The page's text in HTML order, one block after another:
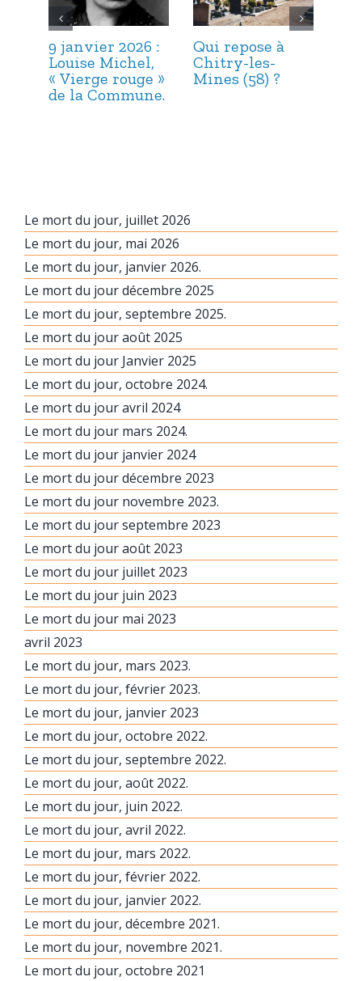
9 janvier 2026 :
Louise Michel,
« Vierge rouge »
de la Commune.
Qui repose à
Chitry-les-
Mines (58) ?
Le mort du jour, juillet 2026
Le mort du jour, mai 2026
Le mort du jour, janvier 2026.
Le mort du jour décembre 2025
Le mort du jour, septembre 2025.
Le mort du jour août 2025
Le mort du jour Janvier 2025
Le mort du jour, octobre 2024.
Le mort du jour avril 2024
Le mort du jour mars 2024.
Le mort du jour janvier 2024
Le mort du jour décembre 2023
Le mort du jour novembre 2023.
Le mort du jour septembre 2023
Le mort du jour août 2023
Le mort du jour juillet 2023
Le mort du jour juin 2023
Le mort du jour mai 2023
avril 2023
Le mort du jour, mars 2023.
Le mort du jour, février 2023.
Le mort du jour, janvier 2023
Le mort du jour, octobre 2022.
Le mort du jour, septembre 2022.
Le mort du jour, août 2022.
Le mort du jour, juin 2022.
Le mort du jour, avril 2022.
Le mort du jour, mars 2022.
Le mort du jour, février 2022.
Le mort du jour, janvier 2022.
Le mort du jour, décembre 2021.
Le mort du jour, novembre 2021.
Le mort du jour, octobre 2021